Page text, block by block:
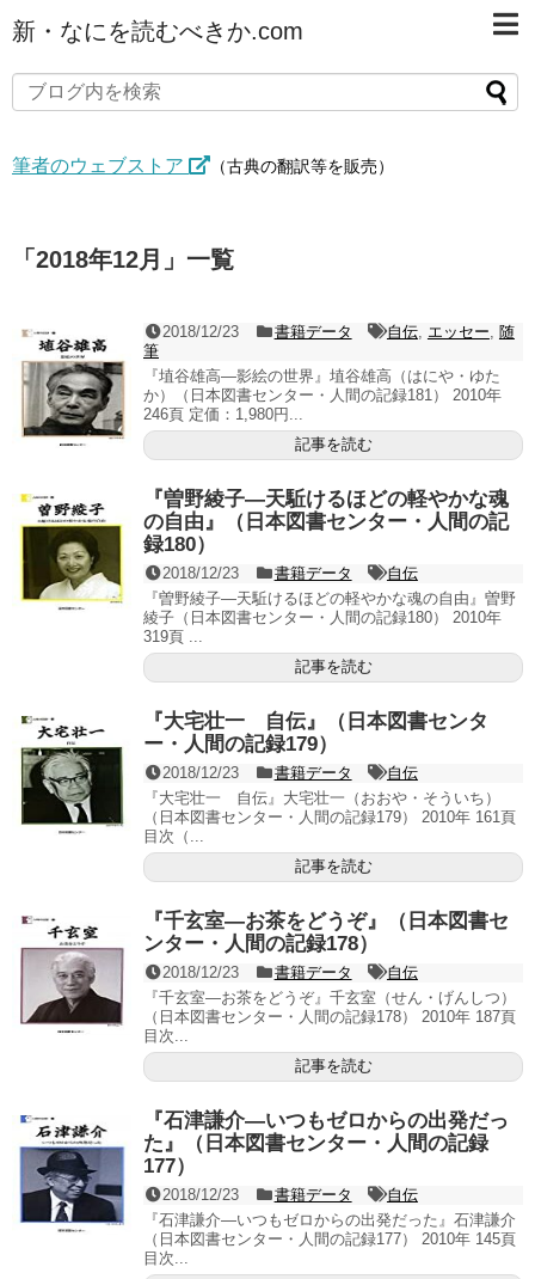
新・なにを読むべきか.com
筆者のウェブストア （古典の翻訳等を販売）
「 2018年12月 」 一覧
2018/12/23 書籍データ 自伝, エッセー, 随
筆
『埴谷雄高―影絵の世界』埴谷雄高（はにや・ゆた
か）（日本図書センター・人間の記録181） 2010年
246頁 定価：1,980円...
記事を読む
『曽野綾子―天駈けるほどの軽やかな魂
の自由』（日本図書センター・人間の記
録180）
2018/12/23 書籍データ
自伝
『曽野綾子―天駈けるほどの軽やかな魂の自由』曽野
綾子（日本図書センター・人間の記録180） 2010年
319頁 ...
記事を読む
『大宅壮一 自伝』（日本図書センタ
ー・人間の記録179）
2018/12/23 書籍データ
自伝
『大宅壮一 自伝』大宅壮一（おおや・そういち）
（日本図書センター・人間の記録179） 2010年 161頁
目次（...
記事を読む
『千玄室―お茶をどうぞ』（日本図書セ
ンター・人間の記録178）
2018/12/23 書籍データ
自伝
『千玄室―お茶をどうぞ』千玄室（せん・げんしつ）
（日本図書センター・人間の記録178） 2010年 187頁
目次...
記事を読む
『石津謙介―いつもゼロからの出発だっ
た』（日本図書センター・人間の記録
177）
2018/12/23 書籍データ
自伝
『石津謙介―いつもゼロからの出発だった』石津謙介
（日本図書センター・人間の記録177） 2010年 145頁
目次...